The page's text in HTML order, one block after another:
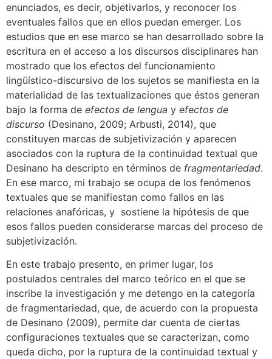
enunciados, es decir, objetivarlos, y reconocer los
eventuales fallos que en ellos puedan emerger. Los
estudios que en ese marco se han desarrollado sobre la
escritura en el acceso a los discursos disciplinares han
mostrado que los efectos del funcionamiento
lingüístico-discursivo de los sujetos se manifiesta en la
materialidad de las textualizaciones que éstos generan
bajo la forma de efectos de lengua y efectos de
discurso (Desinano, 2009; Arbusti, 2014), que
constituyen marcas de subjetivización y aparecen
asociados con la ruptura de la continuidad textual que
Desinano ha descripto en términos de fragmentariedad.
En ese marco, mi trabajo se ocupa de los fenómenos
textuales que se manifiestan como fallos en las
relaciones anafóricas, y sostiene la hipótesis de que
esos fallos pueden considerarse marcas del proceso de
subjetivización.
En este trabajo presento, en primer lugar, los
postulados centrales del marco teórico en el que se
inscribe la investigación y me detengo en la categoría
de fragmentariedad, que, de acuerdo con la propuesta
de Desinano (2009), permite dar cuenta de ciertas
configuraciones textuales que se caracterizan, como
queda dicho, por la ruptura de la continuidad textual y